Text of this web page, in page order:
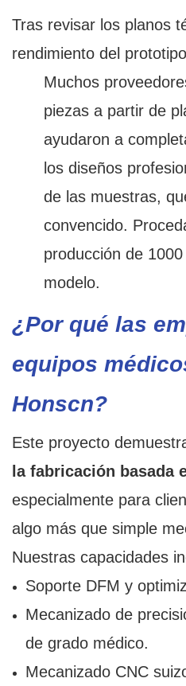
Tras revisar los planos
rendimiento del
Muchos
piezas a partir de
ayudaron a
los diseños
de las muestras,
convencido.
producción de
modelo.
¿Por qué las
equipos
Honscn?
Este proyecto
la fabricación basada
especialmente para
algo más que simple
Nuestras capacidades
Soporte DFM y
Mecanizado de
de grado médico.
Mecanizado CNC